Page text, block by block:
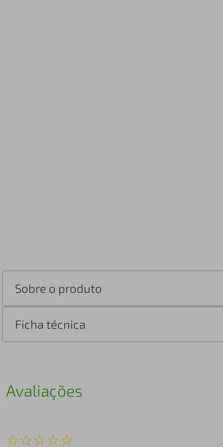
Sobre o produto
Ficha técnica
Avaliações
☆☆☆☆☆